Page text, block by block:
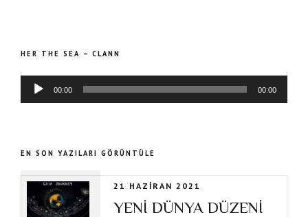
HER THE SEA – CLANN
00:00 00:00
EN SON YAZILARI GÖRÜNTÜLE
21 HAZIRAN 2021
YENİ DÜNYA DÜZENİ